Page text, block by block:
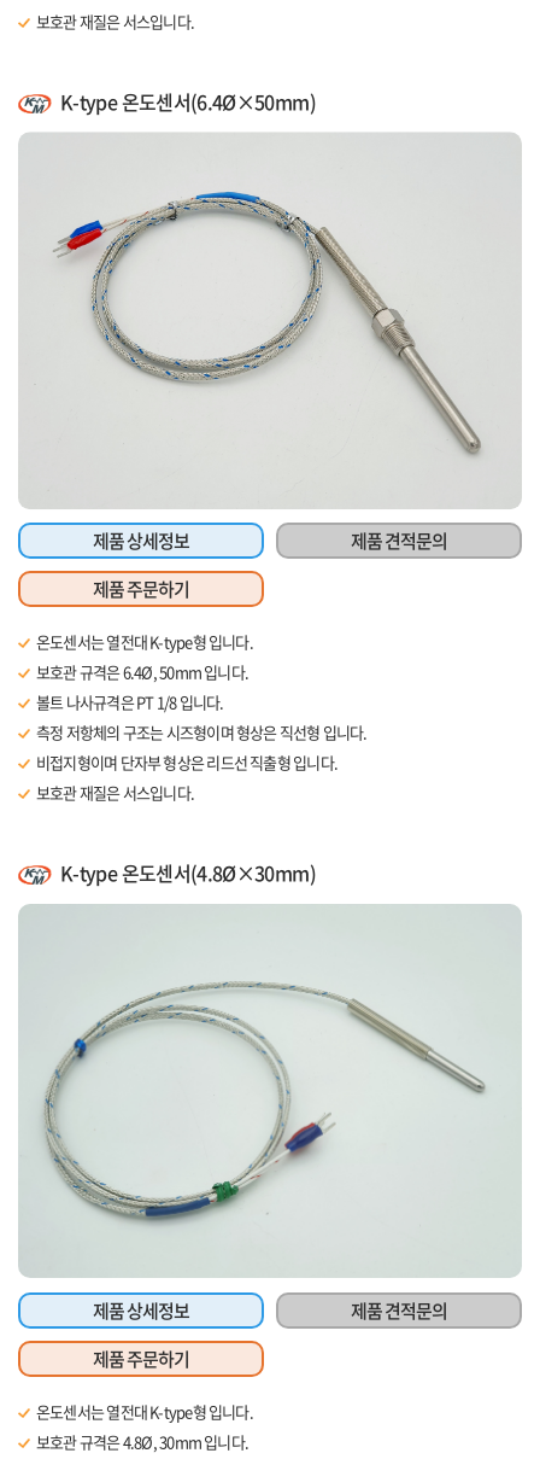
보호관 재질은 서스입니다.
K-type 온도센서(6.4Ø×50mm)
제품 상세정보
제품 견적문의
제품 주문하기
온도센서는 열전대 K-type형 입니다.
보호관 규격은 6.4Ø, 50mm 입니다.
볼트 나사규격은 PT 1/8 입니다.
측정 저항체의 구조는 시즈형이며 형상은 직선형 입니다.
비접지형이며 단자부 형상은 리드선 직출형 입니다.
보호관 재질은 서스입니다.
K-type 온도센서(4.8Ø×30mm)
제품 상세정보
제품 견적문의
제품 주문하기
온도센서는 열전대 K-type형 입니다.
보호관 규격은 4.8Ø, 30mm 입니다.